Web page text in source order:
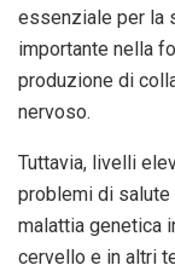
essenziale per la
importante nella
produzione di
nervoso.
Tuttavia, livelli
problemi di salute
malattia genetica
cervello e in altri